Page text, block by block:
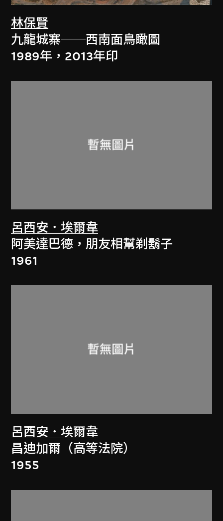
林保賢
九龍城寨──西南面鳥瞰圖
1989年，2013年印
呂西安．埃爾韋
阿美達巴德，朋友相幫剃鬍子
1961
呂西安．埃爾韋
昌迪加爾（高等法院）
1955